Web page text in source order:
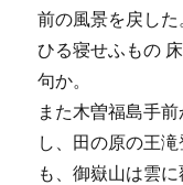
前の風景を戻し
ひる寝せふもの
句か。
また木曽福島手
し、田の原の王
も、御嶽山は雲